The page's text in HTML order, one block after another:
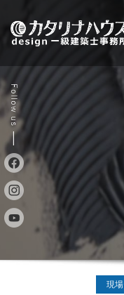
content
現